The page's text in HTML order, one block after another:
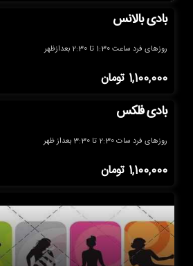
بادی بالانس
روزهای فرد ساعت 1:30 تا 2:30 بعدازظهر
1,100,000 تومان
بادی فلکس
روزهای فرد سات 2:30 تا 3:30 بعداز ظهر
1,100,000 تومان